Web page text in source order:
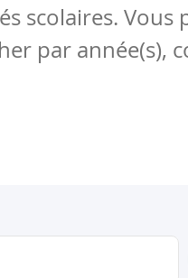
scolaires. Vous
par année(s),